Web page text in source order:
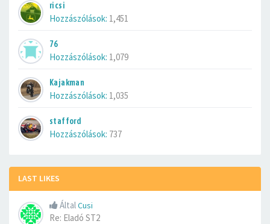
ricsi
Hozzászólások: 1,451
76
Hozzászólások: 1,079
Kajakman
Hozzászólások: 1,035
stafford
Hozzászólások: 737
LAST LIKES
ÁltalCusi
Re: Eladó ST2